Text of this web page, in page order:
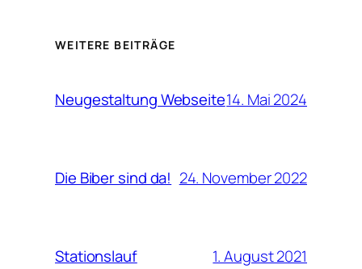
WEITERE BEITRÄGE
Neugestaltung Webseite14. Mai 2024
Die Biber sind da! 24. November 2022
Stationslauf 1. August 2021